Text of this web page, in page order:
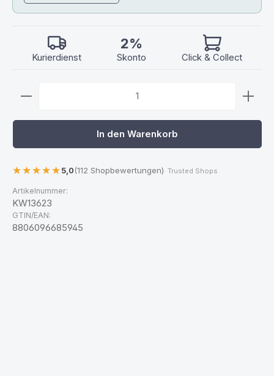
Kurierdienst
2%
Skonto Click & Collect
Produkt Anzahl: Gib den gewünschten Wert ein
In den Warenkorb
5,0(112 Shopbewertungen)· Trusted Shops
Artikelnummer:
KW13623
GTIN/EAN:
8806096685945